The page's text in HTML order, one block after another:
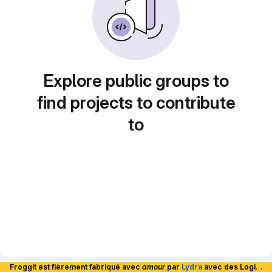
Explore public groups to
find projects to contribute
to
Froggit est fièrement fabriqué avec amour par Lydra avec des Logiciels Libres et hébergé en